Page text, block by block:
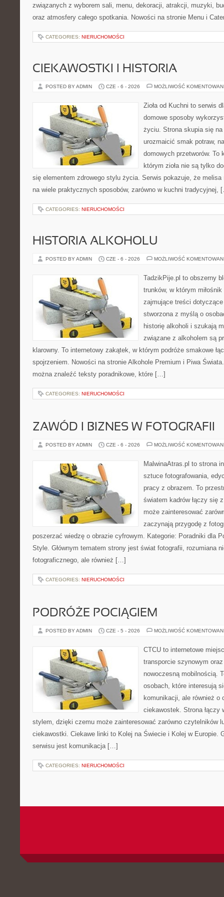
związanych z wyborem sali, menu, dekoracji, atrakcji, muzyki,
oraz atmosfery całego spotkania. Nowości na stronie Menu i
CATEGORIES: NIERUCHOMOŚCI
CIEKAWOSTKI I HISTORIA
POSTED BY ADMIN CZE - 6 - 2026 MOŻLIWOŚĆ
Zioła od Kuchni to serwis
domowe sposoby
życiu. Strona skupia się
urozmaicić smak potraw,
domowych przetworów. To
którym zioła nie są tylko
się elementem zdrowego stylu życia. Serwis pokazuje, że
na wiele praktycznych sposobów, zarówno w kuchni tradycyjnej,
CATEGORIES: NIERUCHOMOŚCI
HISTORIA ALKOHOLU
POSTED BY ADMIN CZE - 6 - 2026 MOŻLIWOŚĆ
TadzikPije.pl to obszerny
trunków, w którym
zajmujące treści
stworzona z myślą o
historię alkoholi i szukają
związane z alkoholem są
klarowny. To internetowy zakątek, w którym podróże smakowe
spojrzeniem. Nowości na stronie Alkohole Premium i Piwa
można znaleźć teksty poradnikowe, które […]
CATEGORIES: NIERUCHOMOŚCI
ZAWÓD I BIZNES W FOTOGRAFII
POSTED BY ADMIN CZE - 6 - 2026 MOŻLIWOŚĆ
MalwinaAtras.pl to strona
sztuce fotografowania,
pracy z obrazem. To
światem kadrów łączy się
może zainteresować
zaczynają przygodę z
poszerzać wiedzę o obrazie cyfrowym. Kategorie: Poradniki dla
Style. Głównym tematem strony jest świat fotografii, rozumiana
fotograficznego, ale również […]
CATEGORIES: NIERUCHOMOŚCI
PODRÓŻE POCIĄGIEM
POSTED BY ADMIN CZE - 5 - 2026 MOŻLIWOŚĆ
CTCU to internetowe
transporcie szynowym
nowoczesną mobilnością.
osobach, które interesują
komunikacji, ale również
ciekawostek. Strona
stylem, dzięki czemu może zainteresować zarówno czytelników
ciekawostki. Ciekawe linki to Kolej na Świecie i Kolej w Europie.
serwisu jest komunikacja […]
CATEGORIES: NIERUCHOMOŚCI